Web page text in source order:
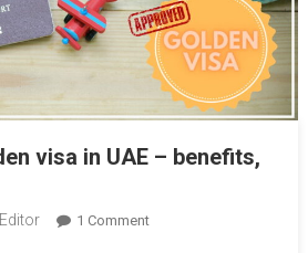
visa in UAE – benefits,
Editor 1 CommentOn